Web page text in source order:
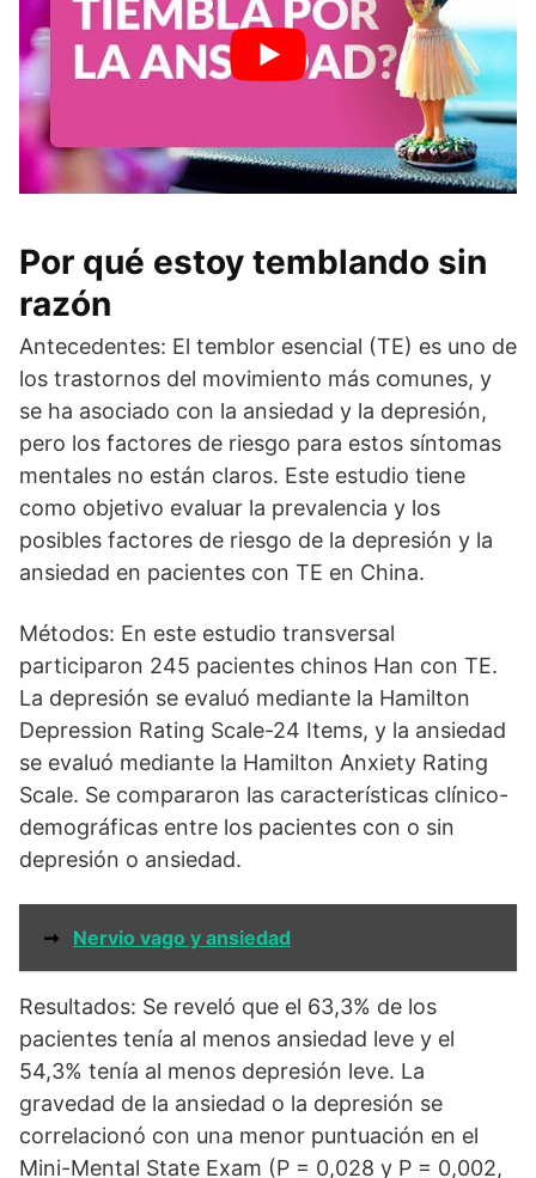
Por qué estoy temblando sin
razón
Antecedentes: El temblor esencial (TE) es uno de
los trastornos del movimiento más comunes, y
se ha asociado con la ansiedad y la depresión,
pero los factores de riesgo para estos síntomas
mentales no están claros. Este estudio tiene
como objetivo evaluar la prevalencia y los
posibles factores de riesgo de la depresión y la
ansiedad en pacientes con TE en China.
Métodos: En este estudio transversal
participaron 245 pacientes chinos Han con TE.
La depresión se evaluó mediante la Hamilton
Depression Rating Scale-24 Items, y la ansiedad
se evaluó mediante la Hamilton Anxiety Rating
Scale. Se compararon las características clínico-
demográficas entre los pacientes con o sin
depresión o ansiedad.
➞ Nervio vago y ansiedad
Resultados: Se reveló que el 63,3% de los
pacientes tenía al menos ansiedad leve y el
54,3% tenía al menos depresión leve. La
gravedad de la ansiedad o la depresión se
correlacionó con una menor puntuación en el
Mini-Mental State Exam (P = 0,028 y P = 0,002,